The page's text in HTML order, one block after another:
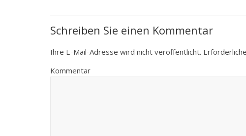
Schreiben Sie einen Kommentar
Ihre E-Mail-Adresse wird nicht veröffentlicht.
Kommentar